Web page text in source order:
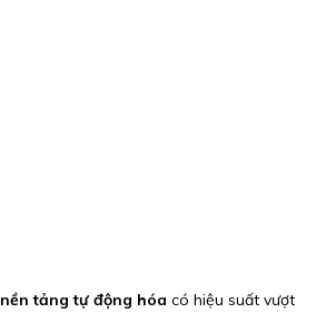
nền tảng tự động hóa có hiệu suất vượt